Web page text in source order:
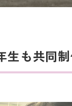
も共同制